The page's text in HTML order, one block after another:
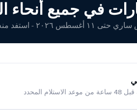
في جميع أنحاء
٢٠٢٦ - استفد منه اليوم!